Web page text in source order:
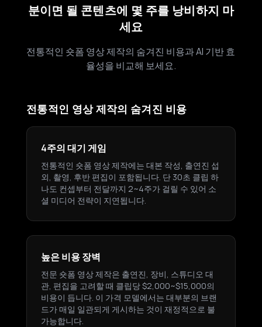
분이면 될 콘텐츠에 몇 주를 낭비하지 마
세요
전통적인 숏폼 영상 제작의 숨겨진 비용과 AI 기반 효
율성을 비교해 보세요.
전통적인 영상 제작의 숨겨진 비용
4주의 대기 게임
전통적인 숏폼 영상 제작에는 대본 작성, 출연진 섭
외, 촬영, 후반 편집이 포함됩니다. 단 30초 클립 하
나도 컨셉부터 전달까지 2~4주가 걸릴 수 있어 소
셜 미디어 전략이 지연됩니다.
높은 비용 장벽
전문 숏폼 영상 제작은 출연진, 장비, 스튜디오 대
관, 편집을 고려할 때 클립당 $2,000~$15,000의
비용이 듭니다. 이 가격 모델에서는 대부분의 브랜
드가 매일 일관되게 게시하는 것이 재정적으로 불
가능합니다.